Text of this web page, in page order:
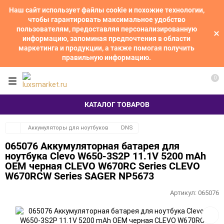
Наш сайт использует файлы cookie и похожие технологии,
чтобы гарантировать максимальное удобство
пользователям, предоставляя персонализированную
информацию, запоминая предпочтения в области
маркетинга и продукции, а также помогая получить
правильную информацию.
КАТАЛОГ ТОВАРОВ
0
Аккумуляторы для ноутбуков DNS
065076 Аккумуляторная батарея для
ноутбука Clevo W650-3S2P 11.1V 5200 mAh
OEM черная CLEVO W670RC Series CLEVO
W670RCW Series SAGER NP5673
в
Артикул: 065076